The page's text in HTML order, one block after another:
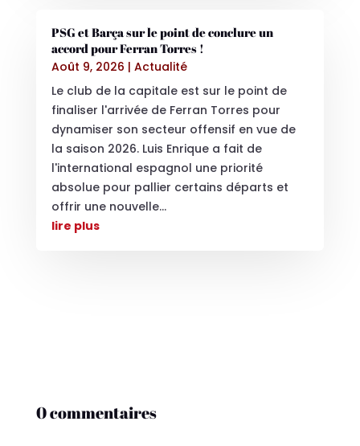
PSG et Barça sur le point de conclure un
accord pour Ferran Torres !
Août 9, 2026 | Actualité
Le club de la capitale est sur le point de
finaliser l'arrivée de Ferran Torres pour
dynamiser son secteur offensif en vue de
la saison 2026. Luis Enrique a fait de
l'international espagnol une priorité
absolue pour pallier certains départs et
offrir une nouvelle...
lire plus
0 commentaires